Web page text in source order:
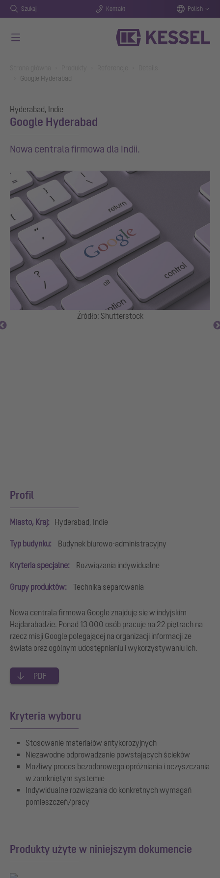
Szukaj Kontakt Polish
Google Hyderabad
Hyderabad, Indie
Google Hyderabad
Nowa centrala firmowa dla Indii.
Źródło: Shutterstock
Profil
Miasto, Kraj: Hyderabad, Indie
Typ budynku: Budynek biurowo-administracyjny
Kryteria specjalne: Rozwiązania indywidualne
Grupy produktów: Technika separowania
Nowa centrala firmowa Google znajduję się w indyjskim
Hajdarabadzie. Ponad 13 000 osób pracuje na 22 piętrach na
rzecz misji Google polegającej na organizacji informacji ze
świata oraz ogólnym udostępnianiu i wykorzystywaniu ich.
PDF
Kryteria wyboru
Stosowanie materiałów antykorozyjnych
Niezawodne odprowadzanie powstających ścieków
Możliwy proces bezodorowego opróżniania i oczyszczania
w zamkniętym systemie
Indywidualne rozwiązania do konkretnych wymagań
pomieszczeń/pracy
Produkty użyte w niniejszym dokumencie